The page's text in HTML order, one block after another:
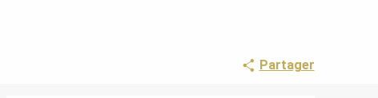
Partager